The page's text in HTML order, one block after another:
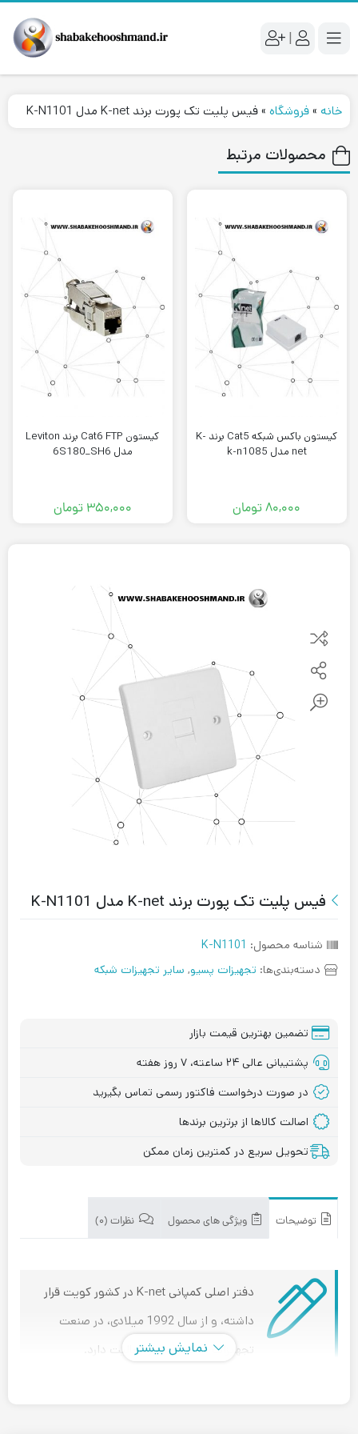
|
خانه »فروشگاه »فیس پلیت تک پورت برند K-net مدل K-N1101
محصولات مرتبط
کیستون باکس شبکه Cat5 برند K-
net مدل k-n1085
۸۰,۰۰۰تومان
کيستون Cat6 FTP برند Leviton
مدل 6S180_SH6
۳۵۰,۰۰۰ تومان
فیس پلیت تک پورت برند K-net مدل K-N1101
شناسه محصول: K-N1101
دسته‌بندی‌ها: تجهیزات پسیو, سایر تجهیزات شبکه
تضمین بهترین قیمت بازار
پشتیبانی عالی ۲۴ ساعته، ۷ روز هفته
در صورت درخواست فاکتور رسمی تماس بگیرید
اصالت کالاها از برترین برندها
تحویل سریع در کمترین زمان ممکن
توضیحات ویژگی های محصول نظرات (۰)
دفتر اصلی کمپانی K-net در کشور کویت قرار
داشته، و از سال 1992 میلادی، در صنعت
تجهیزات شبکه و سرور فعالیت دارد.
نمایش بیشتر